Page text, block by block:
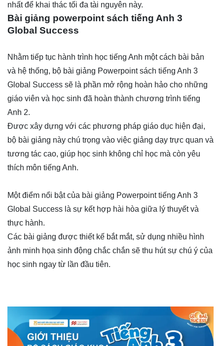
nhất để khai thác tối đa tài nguyên này.
Bài giảng powerpoint sách tiếng Anh 3
Global Success
Nhằm tiếp tục hành trình học tiếng Anh một cách bài bản
và hệ thống, bộ bài giảng Powerpoint sách tiếng Anh 3
Global Success sẽ là phần mở rộng hoàn hảo cho những
giáo viên và học sinh đã hoàn thành chương trình tiếng
Anh 2.
Được xây dựng với các phương pháp giáo dục hiện đại,
bộ bài giảng này chú trọng vào việc giảng dạy trực quan và
tương tác cao, giúp học sinh không chỉ học mà còn yêu
thích môn tiếng Anh.
Một điểm nổi bật của bài giảng Powerpoint tiếng Anh 3
Global Success là sự kết hợp hài hòa giữa lý thuyết và
thực hành.
Các bài giảng được thiết kế bắt mắt, sử dụng nhiều hình
ảnh minh họa sinh động chắc chắn sẽ thu hút sự chú ý của
học sinh ngay từ lần đầu tiên.